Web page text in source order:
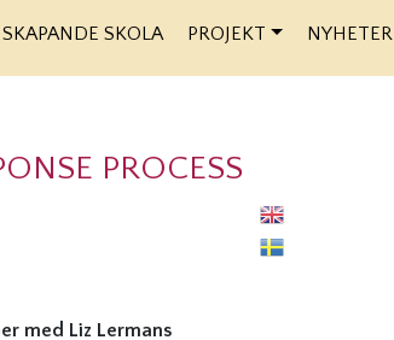
SKAPANDE SKOLA PROJEKT NYHETER
PROCESS
med Liz Lermans